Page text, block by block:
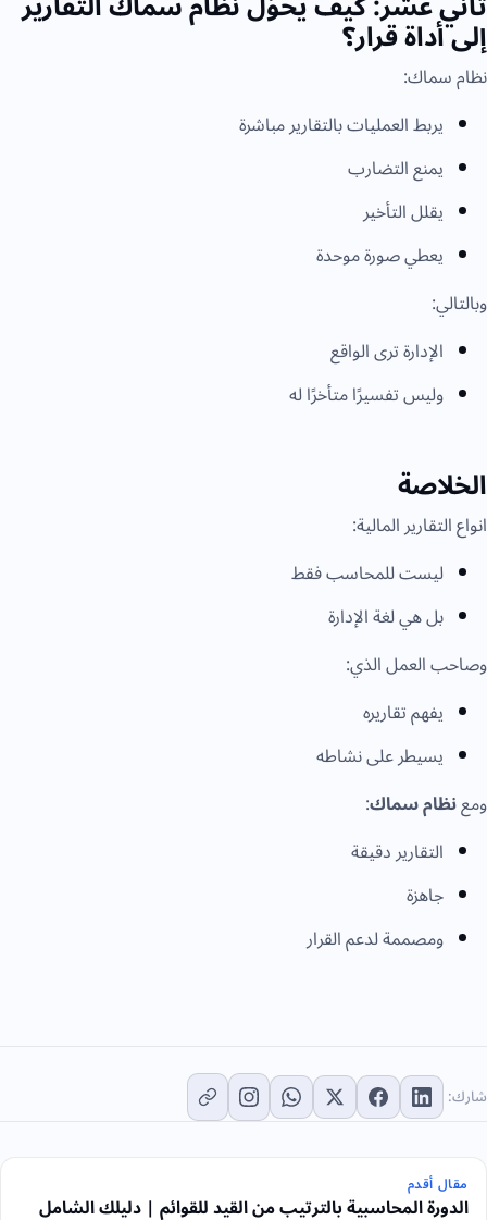
إلى أداة قرار؟
نظام سماك:
يربط العمليات بالتقارير مباشرة
يمنع التضارب
يقلل التأخير
يعطي صورة موحدة
وبالتالي:
الإدارة ترى الواقع
وليس تفسيرًا متأخرًا له
الخلاصة
انواع التقارير المالية:
ليست للمحاسب فقط
بل هي لغة الإدارة
وصاحب العمل الذي:
يفهم تقاريره
يسيطر على نشاطه
ومعنظام سماك:
التقارير دقيقة
جاهزة
ومصممة لدعم القرار
شارك:
مقال أقدم
الدورة المحاسبية بالترتيب من القيد للقوائم | دليلك الشامل